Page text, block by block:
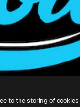
to the storing of